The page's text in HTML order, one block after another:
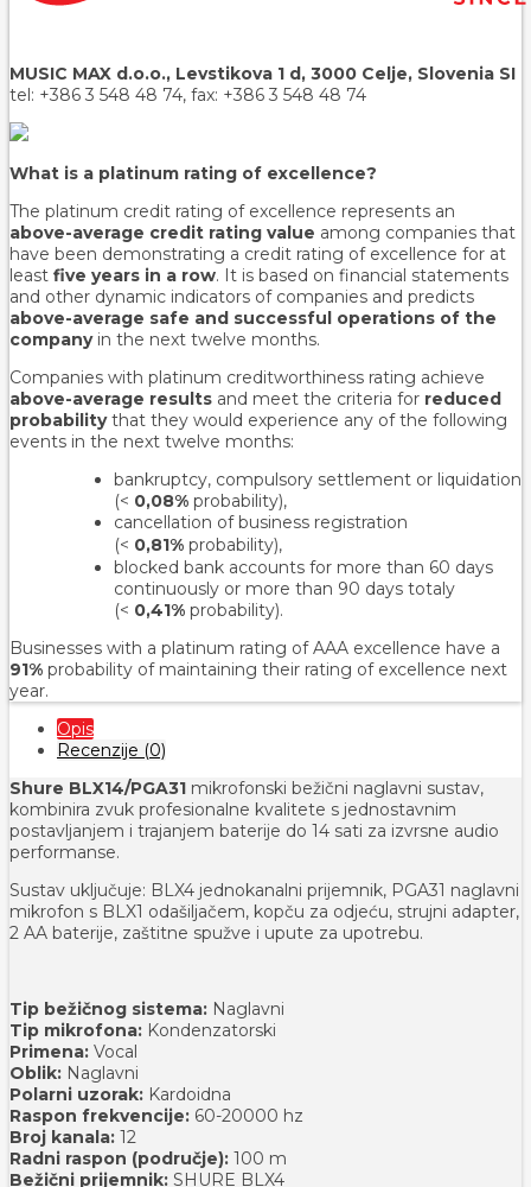
MUSIC MAX d.o.o., Levstikova 1 d, 3000 Celje, Slovenia SI
tel: +386 3 548 48 74, fax: +386 3 548 48 74
What is a platinum rating of excellence?
The platinum credit rating of excellence represents an
above-average credit rating value among companies that
have been demonstrating a credit rating of excellence for at
least five years in a row. It is based on financial statements
and other dynamic indicators of companies and predicts
above-average safe and successful operations of the
companyin the next twelve months.
Companies with platinum creditworthiness rating achieve
above-average results and meet the criteria for reduced
probabilitythat they would experience any of the following
events in the next twelve months:
bankruptcy, compulsory settlement or liquidation
(< 0,08% probability),
cancellation of business registration
(< 0,81% probability),
blocked bank accounts for more than 60 days
continuously or more than 90 days totaly
(< 0,41% probability).
Businesses with a platinum rating of AAA excellence have a
91% probability of maintaining their rating of excellence next
year.
Opis
Recenzije (0)
Shure BLX14/PGA31 mikrofonski bežični naglavni sustav,
kombinira zvuk profesionalne kvalitete s jednostavnim
postavljanjem i trajanjem baterije do 14 sati za izvrsne audio
performanse.
Sustav uključuje: BLX4 jednokanalni prijemnik, PGA31 naglavni
mikrofon s BLX1 odašiljačem, kopču za odjeću, strujni adapter,
2 AA baterije, zaštitne spužve i upute za upotrebu.
Tip bežičnog sistema: Naglavni
Tip mikrofona: Kondenzatorski
Primena: Vocal
Oblik: Naglavni
Polarni uzorak: Kardoidna
Raspon frekvencije: 60-20000 hz
Broj kanala: 12
Radni raspon (područje): 100 m
Bežični prijemnik: SHURE BLX4